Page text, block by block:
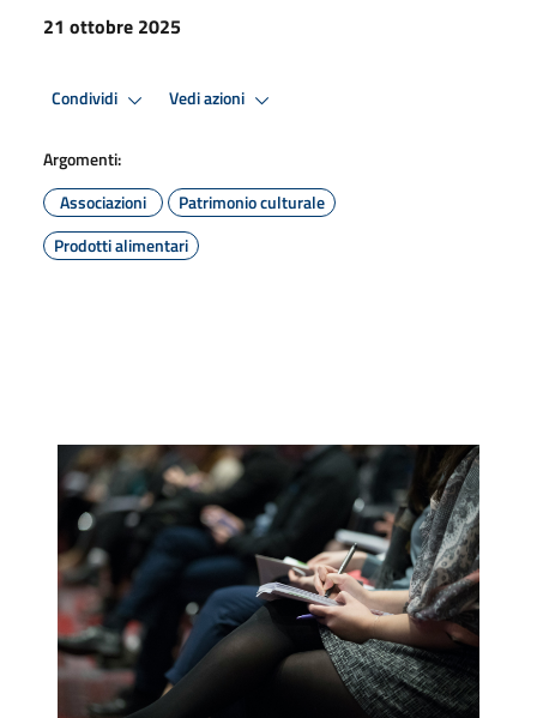
21 ottobre 2025
Condividi Vedi azioni
Argomenti:
Associazioni
Patrimonio culturale
Prodotti alimentari